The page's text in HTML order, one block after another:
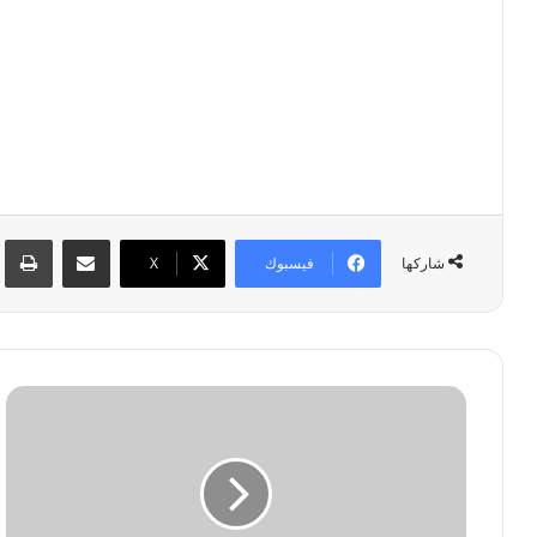
شاركها فيسبوك ‫X
ب